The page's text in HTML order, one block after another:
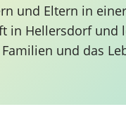
und Eltern in einer
in Hellersdorf und
und das